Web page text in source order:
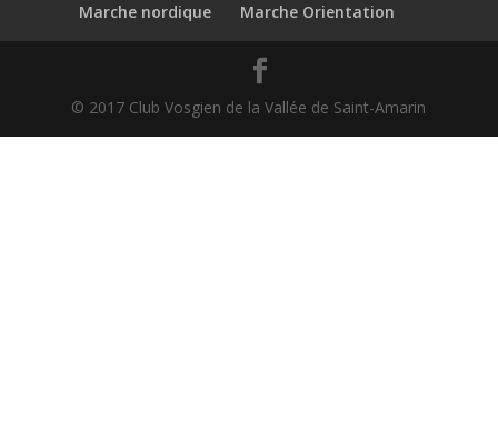
Marche nordique
Marche Orientation
© 2017 Club Vosgien de la Vallée de Saint-Amarin